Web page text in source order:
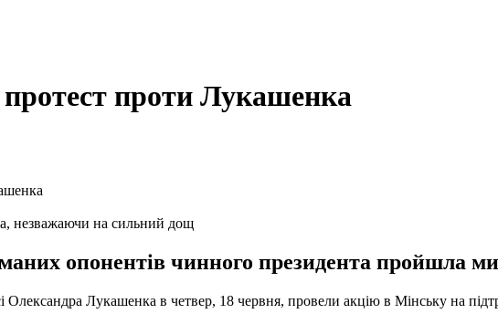
проти Лукашенка
незважаючи на сильний дощ
опонентів чинного президента пройшла
Лукашенка в четвер, 18 червня, провели акцію в Мінську на